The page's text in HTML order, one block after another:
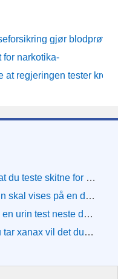
gjør
for narkotika-
at regjeringen tester
Vil nikotin i plasteret føre til at du teste skitne for tobakk med en urinprøve?
Hva er årsaken til gabapentin skal vises på en dopingtest?
Du drakk 3 øl vil du passere en urin test neste dag?
Hvor mange timer etter at du tar xanax vil det dukke opp i urinprøve?